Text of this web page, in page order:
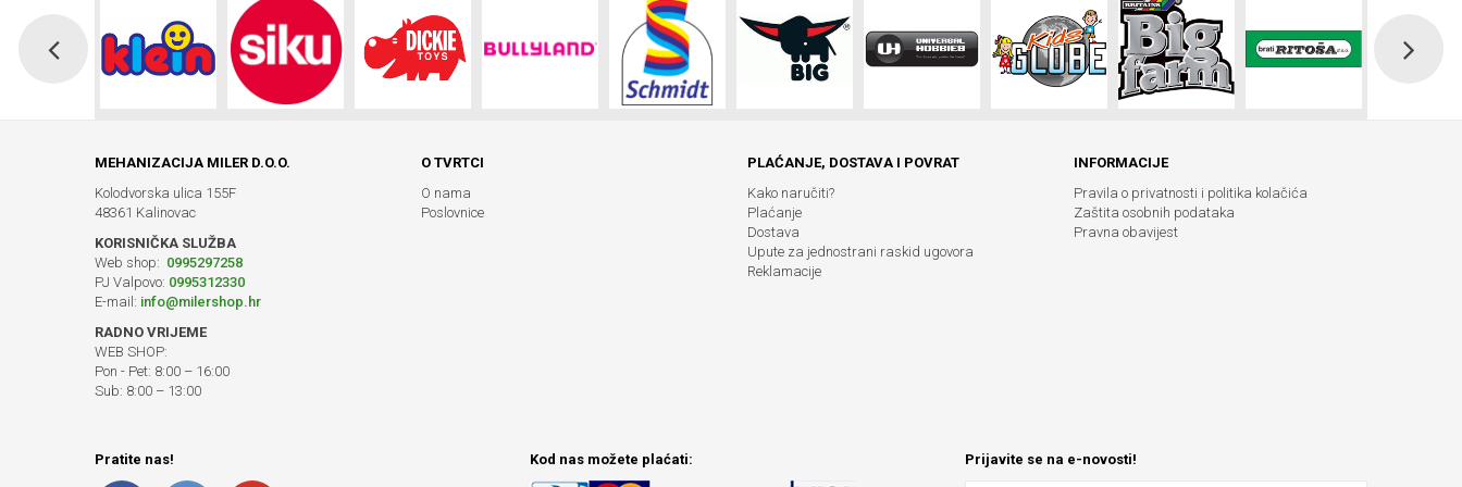
MEHANIZACIJA MILER D.O.O.
Kolodvorska ulica 155F
48361 Kalinovac
KORISNIČKA SLUŽBA
Web shop: 0995297258
PJ Valpovo: 0995312330
E-mail: info@milershop.hr
RADNO VRIJEME
WEB SHOP:
Pon - Pet: 8:00 – 16:00
Sub: 8:00 – 13:00
O TVRTCI
O nama
Poslovnice
PLAĆANJE, DOSTAVA I POVRAT
Kako naručiti?
Plaćanje
Dostava
Upute za jednostrani raskid ugovora
Reklamacije
INFORMACIJE
Pravila o privatnosti i politika kolačića
Zaštita osobnih podataka
Pravna obavijest
Pratite nas! Kod nas možete plaćati: Prijavite se na e-novosti!